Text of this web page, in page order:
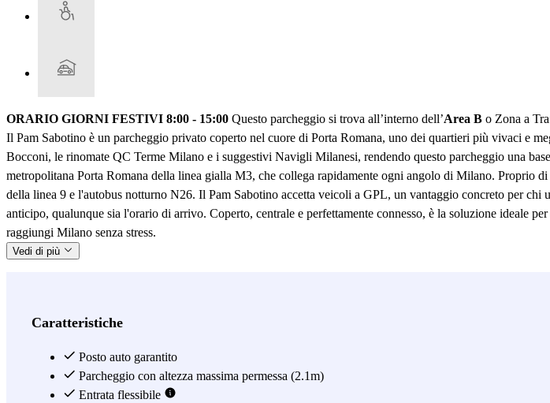
ORARIO GIORNI FESTIVI 8:00 - 15:00 Questo parcheggio si trova all’interno dell’Area B o Zona a
Il Pam Sabotino è un parcheggio privato coperto nel cuore di Porta Romana, uno dei quartieri più vivaci e
Bocconi, le rinomate QC Terme Milano e i suggestivi Navigli Milanesi, rendendo questo parcheggio una
metropolitana Porta Romana della linea gialla M3, che collega rapidamente ogni angolo di Milano. Proprio
della linea 9 e l'autobus notturno N26. Il Pam Sabotino accetta veicoli a GPL, un vantaggio concreto per
anticipo, qualunque sia l'orario di arrivo. Coperto, centrale e perfettamente connesso, è la soluzione ideale
raggiungi Milano senza stress.
Vedi di più
Caratteristiche
Posto auto garantito
Parcheggio con altezza massima permessa (2.1m)
Entrata flessibile